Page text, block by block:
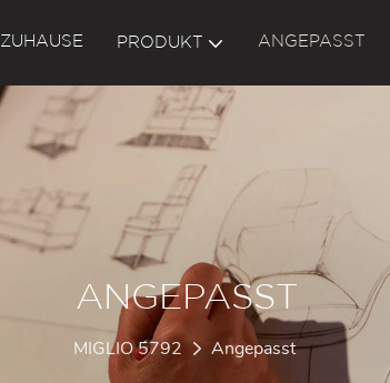
ZUHAUSE PRODUKT ANGEPASST
ANGEPASST
MIGLIO 5792 Angepasst